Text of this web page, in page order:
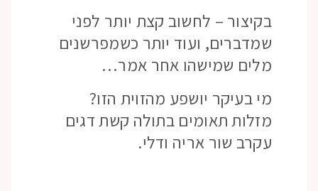
בקיצור – לחשוב קצת יותר לפני
שמדברים, ועוד יותר כשמפרשנים
מלים שמישהו אחר אמר…
מי בעיקר יושפע מהזוית הזו?
מזלות תאומים בתולה קשת דגים
עקרב שור אריה ודלי.